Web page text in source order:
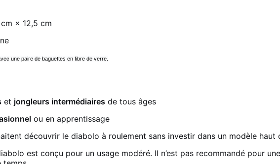
cm × 12,5 cm
une paire de baguettes en fibre de verre.
et jongleurs intermédiaires de tous âges
ou en apprentissage
découvrir le diabolo à roulement sans investir dans un modèle haut
est conçu pour un usage modéré. Il n’est pas recommandé pour